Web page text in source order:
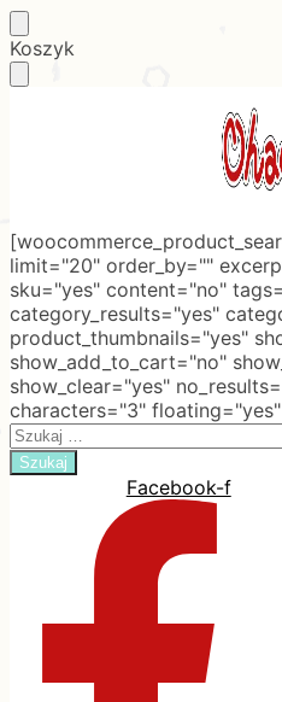
Skip
to
Skip
to
Koszyk
limit="20" order_by=""
sku="yes" content="no"
category_results="yes"
product_thumbnails="yes"
show_add_to_cart="no"
show_clear="yes"
characters="3"
Search
for:
Facebook-f